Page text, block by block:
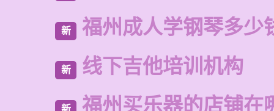
新 福州成人学钢琴多少
新 线下吉他培训机构
新 福州买乐器的店铺在